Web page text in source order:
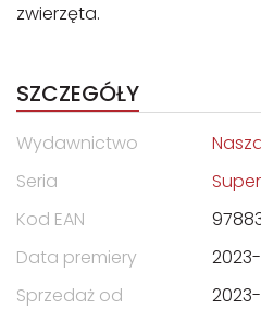
zwierzęta.
SZCZEGÓŁY
Wydawnictwo
Seria
Kod EAN
Data premiery
Sprzedaż od